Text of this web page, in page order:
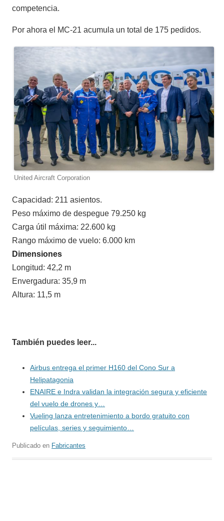
competencia.
Por ahora el MC-21 acumula un total de 175 pedidos.
United Aircraft Corporation
Capacidad: 211 asientos.
Peso máximo de despegue 79.250 kg
Carga útil máxima: 22.600 kg
Rango máximo de vuelo: 6.000 km
Dimensiones
Longitud: 42,2 m
Envergadura: 35,9 m
Altura: 11,5 m
También puedes leer...
Airbus entrega el primer H160 del Cono Sur a
Helipatagonia
ENAIRE e Indra validan la integración segura y eficiente
del vuelo de drones y…
Vueling lanza entretenimiento a bordo gratuito con
películas, series y seguimiento…
Publicado en Fabricantes